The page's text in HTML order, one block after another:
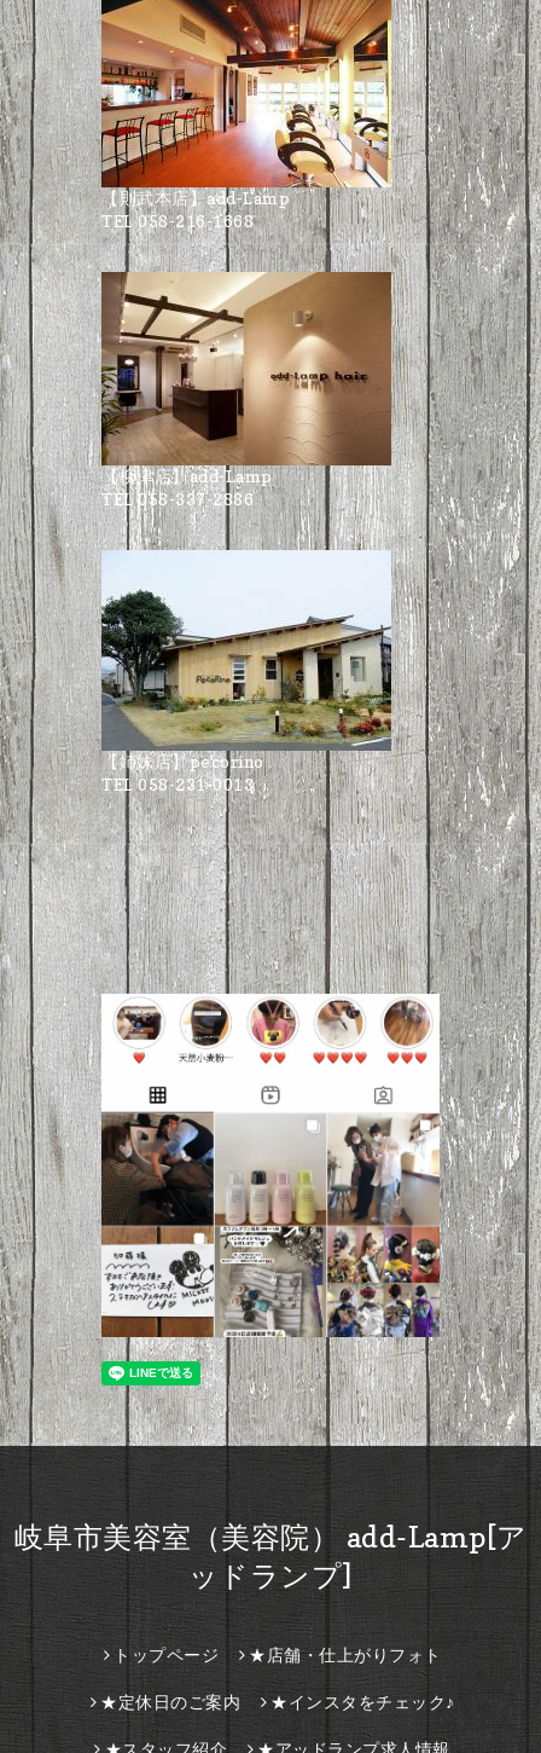
【則武本店】add-Lamp
TEL 058-216-1668
【柳津店】add-Lamp
TEL 058-337-2886
【姉妹店】pecorino
TEL 058-231-0013
岐阜市美容室（美容院） add-Lamp[ア
ッドランプ]
トップページ ★店舗・仕上がりフォト
★定休日のご案内 ★インスタをチェック♪